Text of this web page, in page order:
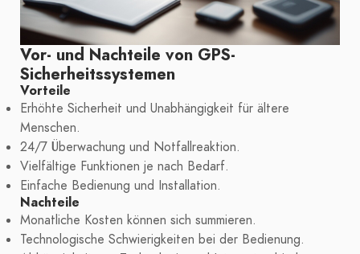
Vor- und Nachteile von GPS-
Sicherheitssystemen
Vorteile
Erhöhte Sicherheit und Unabhängigkeit für ältere
Menschen.
24/7 Überwachung und Notfallreaktion.
Vielfältige Funktionen je nach Bedarf.
Einfache Bedienung und Installation.
Nachteile
Monatliche Kosten können sich summieren.
Technologische Schwierigkeiten bei der Bedienung.